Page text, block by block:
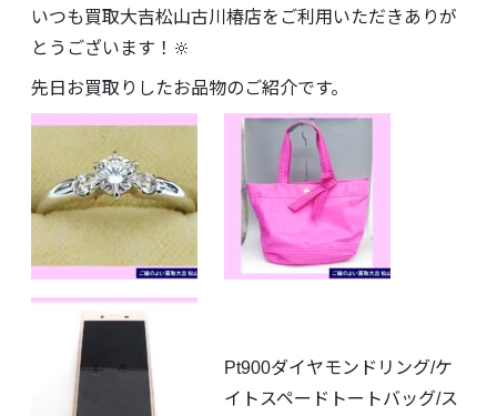
いつも買取大吉松山古川椿店をご利用いただきありが
とうございます！🔆
先日お買取りしたお品物のご紹介です。
Pt900ダイヤモンドリング/ケ
イトスペードトートバッグ/ス